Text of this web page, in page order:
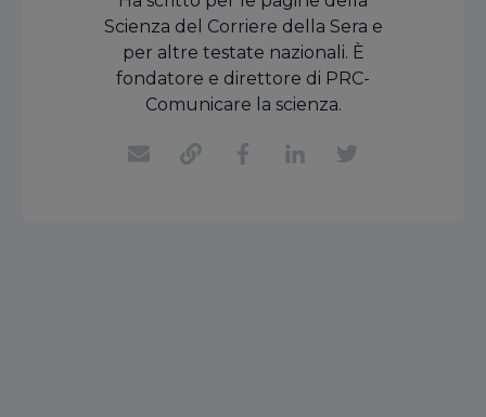
Scienza del Corriere della Sera e
per altre testate nazionali. È
fondatore e direttore di PRC-
Comunicare la scienza.